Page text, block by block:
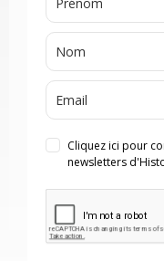
Cliquez ici pour
newsletters